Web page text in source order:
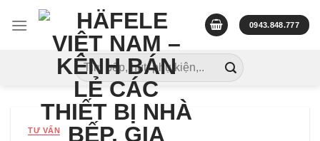
0943.848.777
Tìm
kiếm:
TƯ VẤN